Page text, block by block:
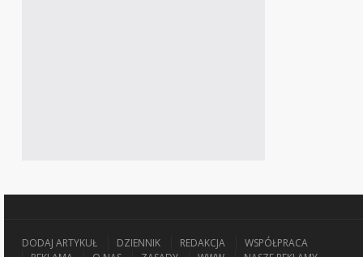
DODAJ ARTYKUŁ DZIENNIK REDAKCJA
WSPÓŁPRACA